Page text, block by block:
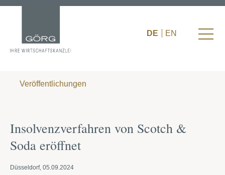
DE EN
Veröffentlichungen
Insolvenzverfahren von Scotch &
Soda eröffnet
Düsseldorf, 05.09.2024